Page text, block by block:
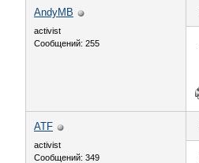
AndyMB
activist
Сообщений: 255
ATF
activist
Сообщений: 349